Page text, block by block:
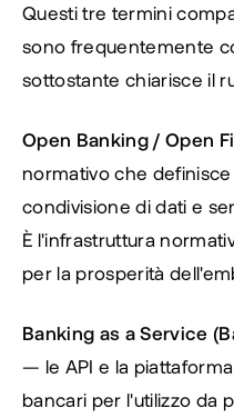
Questi tre termini
sono frequentemente
sottostante chiarisce il
Open Banking / Open
normativo che
condivisione di dati e
È l'infrastruttura
per la prosperità
Banking as a Service
— le API e la
bancari per l'utilizzo da